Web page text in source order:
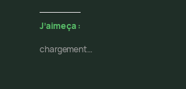
J’aime ça :
chargement…